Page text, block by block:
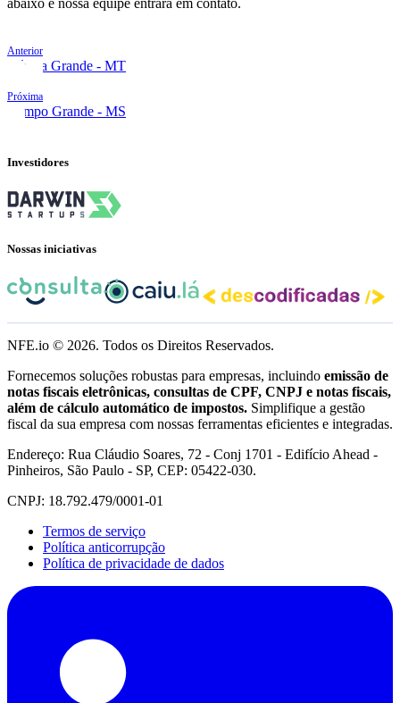
abaixo e nossa equipe entrará em contato.
Anterior
Várzea Grande - MT
Próxima
Campo Grande - MS
Investidores
Nossas iniciativas
NFE.io © 2026. Todos os Direitos Reservados.
Fornecemos soluções robustas para empresas, incluindo emissão de
notas fiscais eletrônicas, consultas de CPF, CNPJ e notas fiscais,
além de cálculo automático de impostos. Simplifique a gestão
fiscal da sua empresa com nossas ferramentas eficientes e integradas.
Endereço: Rua Cláudio Soares, 72 - Conj 1701 - Edifício Ahead -
Pinheiros, São Paulo - SP, CEP: 05422-030.
CNPJ: 18.792.479/0001-01
Termos de serviço
Política anticorrupção
Política de privacidade de dados